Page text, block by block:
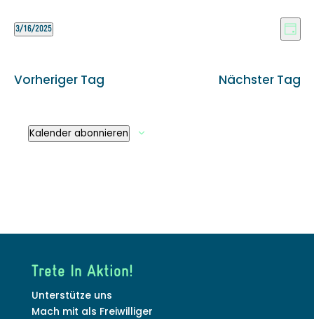
2025
Tag
3/16/2025
Vorheriger Tag Nächster Tag
Kalender abonnieren
Trete In Aktion!
Unterstütze uns
Mach mit als Freiwilliger